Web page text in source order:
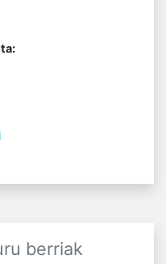
berriak